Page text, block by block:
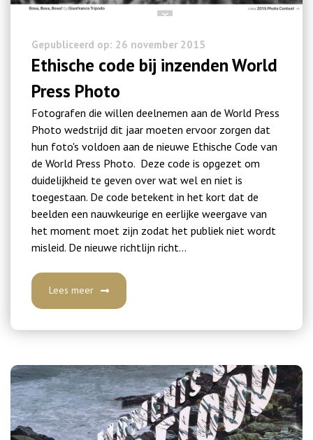
Gepubliceerd op: 26 november 2015
Ethische code bij inzenden World
Press Photo
Fotografen die willen deelnemen aan de World Press
Photo wedstrijd dit jaar moeten ervoor zorgen dat
hun foto's voldoen aan de nieuwe Ethische Code van
de World Press Photo. Deze code is opgezet om
duidelijkheid te geven over wat wel en niet is
toegestaan. De code betekent in het kort dat de
beelden een nauwkeurige en eerlijke weergave van
het moment moet zijn zodat het publiek niet wordt
misleid. De nieuwe richtlijn richt…
Lees meer